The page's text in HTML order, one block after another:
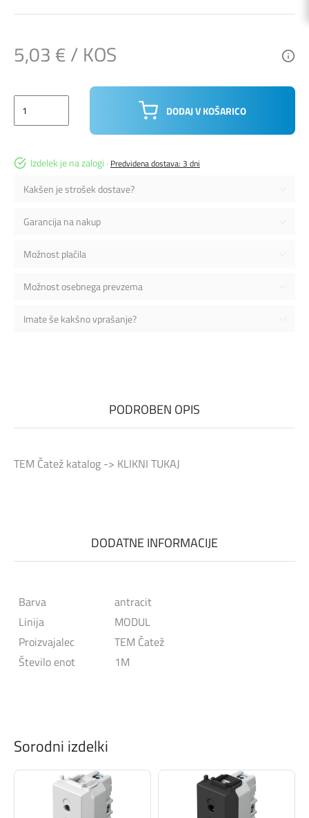
5,03 € / KOS
DODAJ V KOŠARICO
Izdelek je na zalogi · Predvidena dostava: 3 dni
Kakšen je strošek dostave?
Garancija na nakup
Možnost plačila
Možnost osebnega prevzema
Imate še kakšno vprašanje?
PODROBEN OPIS
TEM Čatež katalog -> KLIKNI TUKAJ
DODATNE INFORMACIJE
Barva
antracit
Linija
MODUL
Proizvajalec
TEM Čatež
Število enot
1M
Sorodni izdelki